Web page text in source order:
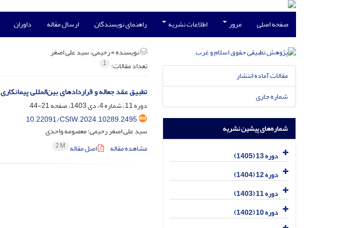
صفحه اصلی مرور اطلاعات نشریه راهنمای نویسندگان ارسال مقاله داوران
نویسنده =رحیمی، سید علی اصغر
تعداد مقالات: 1
تطبیق عقد جعاله و قراردادهای بین‌المللی
دوره 11، شماره 4، دی 1403، صفحه
21-44
10.22091/CSIW.2024.10289.2495
سید علی اصغر رحیمی؛ معصومه واحدی
مشاهده مقاله
اصل مقاله 2 M
مقالات آماده انتشار
شماره جاری
شماره‌های پیشین نشریه
دوره 13 (1405)
دوره 12 (1404)
دوره 11 (1403)
دوره 10 (1402)